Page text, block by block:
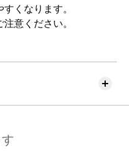
くなります。
意ください。